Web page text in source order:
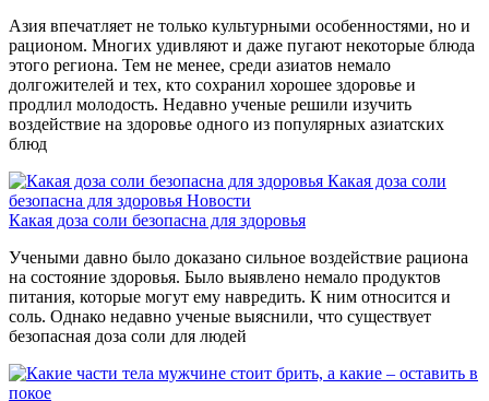
Азия впечатляет не только культурными особенностями, но и
рационом. Многих удивляют и даже пугают некоторые блюда
этого региона. Тем не менее, среди азиатов немало
долгожителей и тех, кто сохранил хорошее здоровье и
продлил молодость. Недавно ученые решили изучить
воздействие на здоровье одного из популярных азиатских
блюд
Какая доза соли
безопасна для здоровья Новости
Какая доза соли безопасна для здоровья
Учеными давно было доказано сильное воздействие рациона
на состояние здоровья. Было выявлено немало продуктов
питания, которые могут ему навредить. К ним относится и
соль. Однако недавно ученые выяснили, что существует
безопасная доза соли для людей